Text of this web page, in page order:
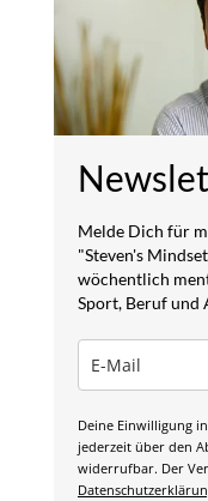
Melde Dich für
"Steven's
wöchentlich
Sport, Beruf und
Deine Einwilligung
jederzeit über den
widerrufbar. Der